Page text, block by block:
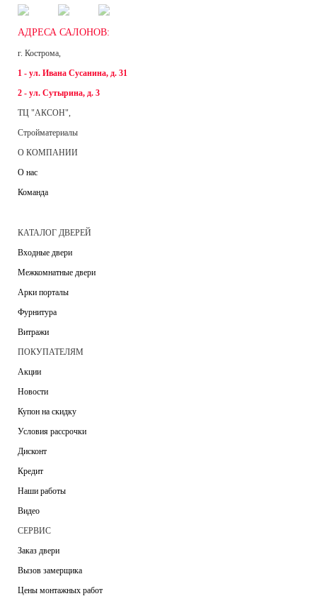
АДРЕСА САЛОНОВ:
г. Кострома,
1 - ул. Ивана Сусанина, д. 31
2 - ул. Сутырина, д. 3
ТЦ "АКСОН",
Стройматериалы
О КОМПАНИИ
О нас
Команда
КАТАЛОГ ДВЕРЕЙ
Входные двери
Межкомнатные двери
Арки порталы
Фурнитура
Витражи
ПОКУПАТЕЛЯМ
Акции
Новости
Купон на скидку
Условия рассрочки
Дисконт
Кредит
Наши работы
Видео
СЕРВИС
Заказ двери
Вызов замерщика
Цены монтажных работ